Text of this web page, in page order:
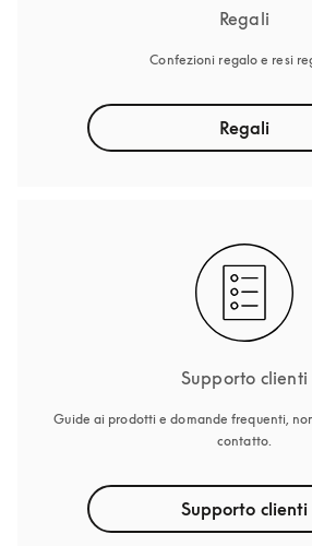
Regali
Confezioni regalo e resi
Regali
Supporto clienti
Guide ai prodotti e domande frequenti,
contatto.
Supporto clienti